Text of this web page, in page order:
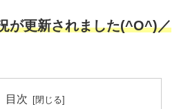
が更新されました(^O^)／
目次